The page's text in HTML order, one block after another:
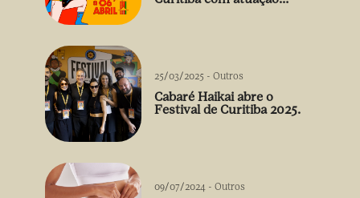
25/03/2025 - Outros
Cabaré Haikai abre o
Festival de Curitiba 2025.
09/07/2024 - Outros